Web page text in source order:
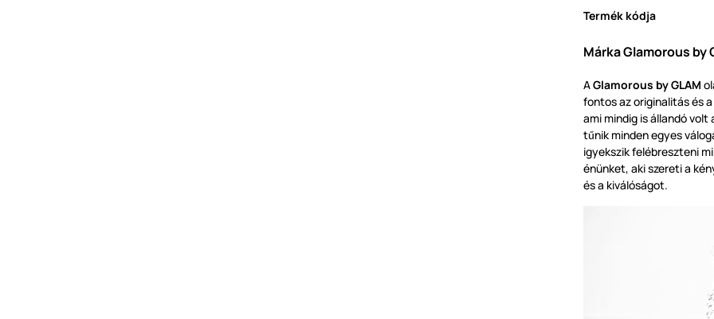
Termék kódja
Márka Glamorous by
AGlamorous by GLAM
fontos az originalitás és
ami mindig is állandó
tűnik minden egyes
igyekszik felébreszteni
énünket, aki szereti a
és a kiválóságot.